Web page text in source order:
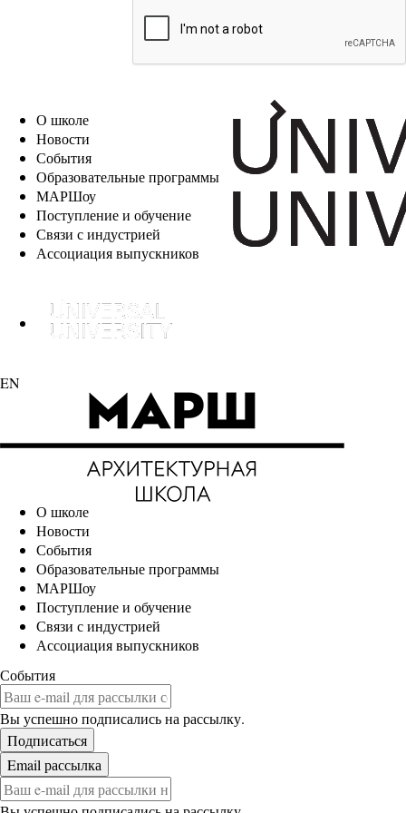
EN
О школе
Новости
События
Образовательные программы
МАРШоу
Поступление и обучение
Связи с индустрией
Ассоциация выпускников
EN
О школе
Новости
События
Образовательные программы
МАРШоу
Поступление и обучение
Связи с индустрией
Ассоциация выпускников
События
Вы успешно подписались на рассылку.